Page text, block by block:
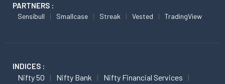
PARTNERS :
Sensibull Smallcase Streak Vested TradingView
INDICES :
Nifty 50 Nifty Bank
Nifty Financial Services